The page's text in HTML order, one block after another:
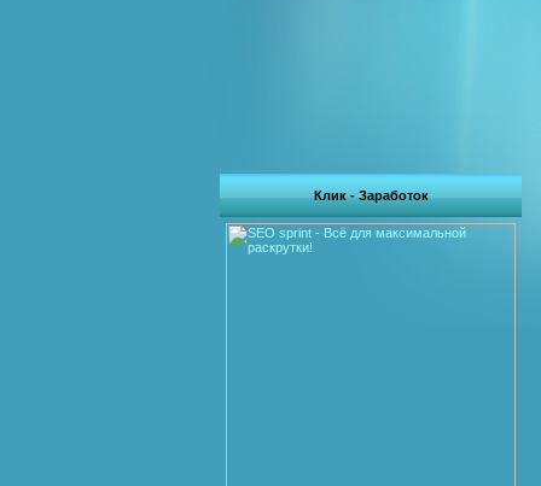
Клик - Заработок